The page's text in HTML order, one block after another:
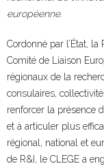
européenne.
Cordonné par l’État,
Comité de Liaison
régionaux de la
consulaires,
renforcer la présence
et à articuler plus
régional, national et
de R&I, le CLEGE a